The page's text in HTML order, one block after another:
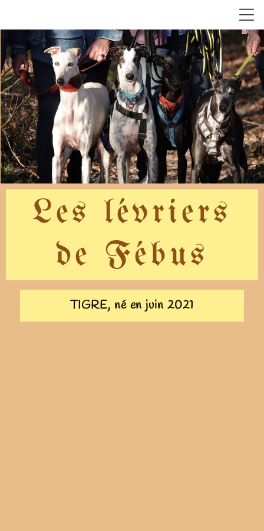
Les lévriers
de Fébus
TIGRE, né en juin 2021